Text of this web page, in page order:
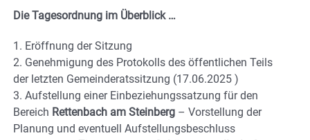
Die Tagesordnung im Überblick …
1. Eröffnung der Sitzung
2. Genehmigung des Protokolls des öffentlichen Teils
der letzten Gemeinderatssitzung (17.06.2025 )
3. Aufstellung einer Einbeziehungssatzung für den
Bereich Rettenbach am Steinberg – Vorstellung der
Planung und eventuell Aufstellungsbeschluss